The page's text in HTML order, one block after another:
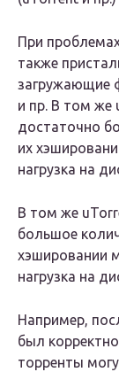
При
также
загружающие
и пр. В том же
достаточно
их
нагрузка на
В том же
большое
хэшировании
нагрузка на
Например,
был
торренты